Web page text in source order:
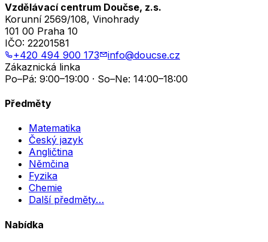
Vzdělávací centrum Doučse, z.s.
Korunní 2569/108, Vinohrady
101 00 Praha 10
IČO: 22201581
+420 494 900 173
info@doucse.cz
Zákaznická linka
Po–Pá: 9:00–19:00 · So–Ne: 14:00–18:00
Předměty
Matematika
Český jazyk
Angličtina
Němčina
Fyzika
Chemie
Další předměty…
Nabídka